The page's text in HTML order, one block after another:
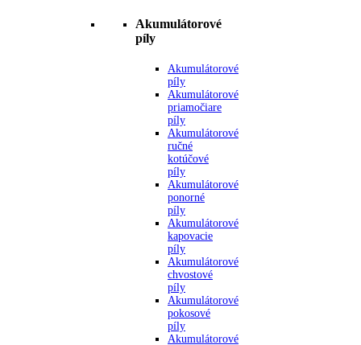
Akumulátorové
píly
Akumulátorové
píly
Akumulátorové
priamočiare
píly
Akumulátorové
ručné
kotúčové
píly
Akumulátorové
ponorné
píly
Akumulátorové
kapovacie
píly
Akumulátorové
chvostové
píly
Akumulátorové
pokosové
píly
Akumulátorové